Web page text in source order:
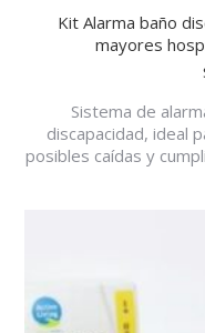
Kit Alarma baño
mayores
Sistema de
discapacidad, ideal
posibles caídas y